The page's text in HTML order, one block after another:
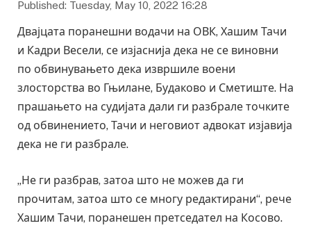
Published: Tuesday, May 10, 2022 16:28
Двајцата поранешни водачи на ОВК, Хашим Тачи
и Кадри Весели, се изјаснија дека не се виновни
по обвинувањето дека извршиле воени
злосторства во Гњилане, Будаково и Сметиште. На
прашањето на судијата дали ги разбрале точките
од обвинението, Тачи и неговиот адвокат изјавија
дека не ги разбрале.
„Не ги разбрав, затоа што не можев да ги
прочитам, затоа што се многу редактирани“, рече
Хашим Тачи, поранешен претседател на Косово.